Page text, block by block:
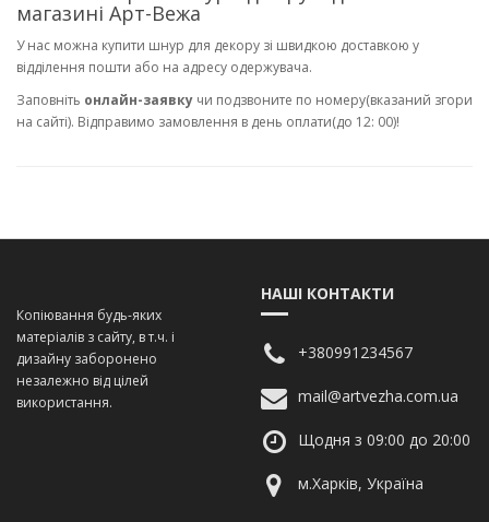
магазині Арт-Вежа
У нас можна купити шнур для декору зі швидкою доставкою у
відділення пошти або на адресу одержувача.
Заповніть онлайн-заявку чи подзвоните по номеру(вказаний згори
на сайті). Відправимо замовлення в день оплати(до 12: 00)!
Копіювання будь-яких
матеріалів з сайту, в т.ч. і
дизайну заборонено
незалежно від цілей
використання.
НАШІ КОНТАКТИ
+380991234567
mail@artvezha.com.ua
Щодня з 09:00 до 20:00
м.Харків, Україна